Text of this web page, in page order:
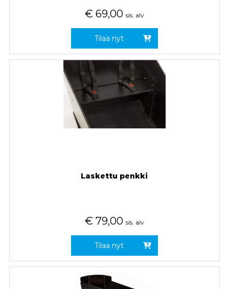
€ 69,00 sis. alv
Tilaa nyt
Laskettu penkki
€ 79,00 sis. alv
Tilaa nyt